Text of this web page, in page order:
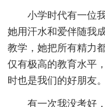
小学时代有一位我
她用汗水和爱伴随我
教学，她把所有精力
仅有极高的教育水平
时也是我们的好朋友。
有一次我没考好，